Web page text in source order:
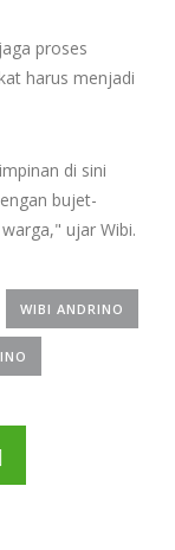
proses
harus menjadi
di sini
bujet-
ujar Wibi.
WIBI ANDRINO